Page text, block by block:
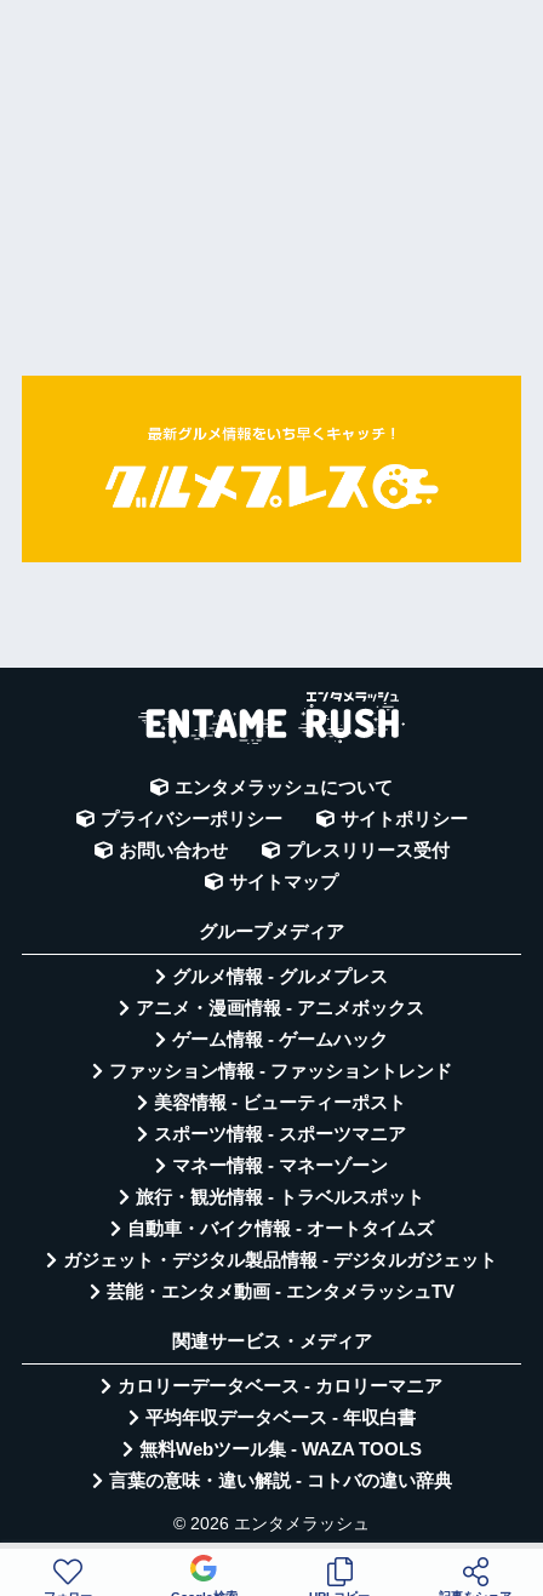
エンタメラッシュについて
プライバシーポリシー
サイトポリシー
お問い合わせ
プレスリリース受付
サイトマップ
グループメディア
グルメ情報 - グルメプレス
アニメ・漫画情報 - アニメボックス
ゲーム情報 - ゲームハック
ファッション情報 - ファッショントレンド
美容情報 - ビューティーポスト
スポーツ情報 - スポーツマニア
マネー情報 - マネーゾーン
旅行・観光情報 - トラベルスポット
自動車・バイク情報 - オートタイムズ
ガジェット・デジタル製品情報 - デジタルガジェット
芸能・エンタメ動画 - エンタメラッシュTV
関連サービス・メディア
カロリーデータベース - カロリーマニア
平均年収データベース - 年収白書
無料Webツール集 - WAZA TOOLS
言葉の意味・違い解説 - コトバの違い辞典
© 2026 エンタメラッシュ